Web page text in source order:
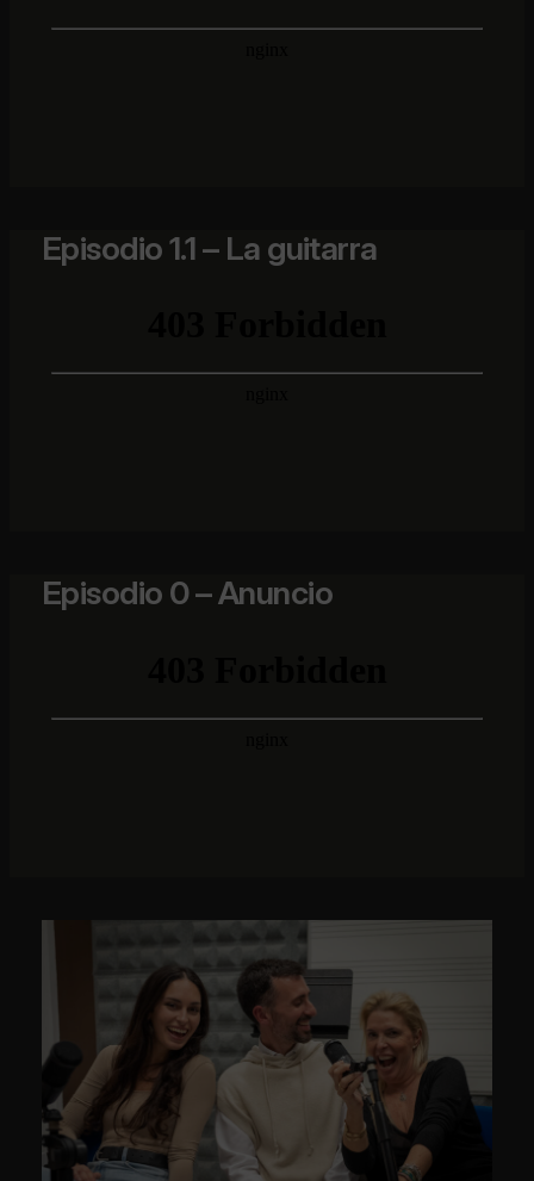
Episodio 1.1 – La guitarra
Episodio 0 – Anuncio